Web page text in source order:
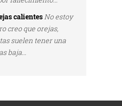
calientesNo estoy
creo que orejas,
suelen tener una
baja...